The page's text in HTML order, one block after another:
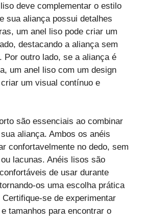
deve complementar o estilo
sua aliança possui detalhes
um anel liso pode criar um
destacando a aliança sem
Por outro lado, se a aliança é
um anel liso com um design
um visual contínuo e
são essenciais ao combinar
aliança. Ambos os anéis
confortavelmente no dedo, sem
lacunas. Anéis lisos são
de usar durante
os uma escolha prática
se de experimentar
tamanhos para encontrar o